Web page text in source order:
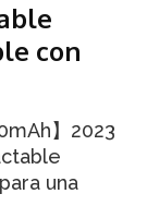
con
】2023
una